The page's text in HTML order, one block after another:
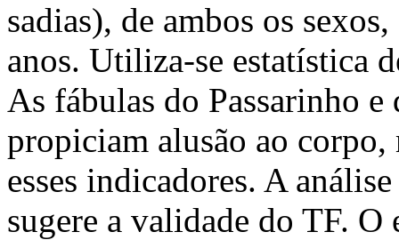
sadias), de ambos os
anos. Utiliza-se estatística
As fábulas do Passarinho
propiciam alusão ao corpo,
esses indicadores. A
sugere a validade do TF.